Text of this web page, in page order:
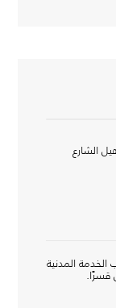
الشارع
المدنية
قسرًا.